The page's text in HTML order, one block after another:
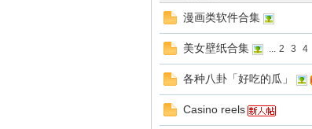
头
漫画类软件合集
美女壁纸合集 ... 2 3 4
各种八卦「好吃的瓜」
Сasino reels